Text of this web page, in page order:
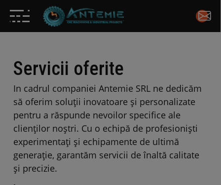
Servicii oferite
In cadrul companiei Antemie SRL ne dedicăm
să oferim soluții inovatoare și personalizate
pentru a răspunde nevoilor specifice ale
clienților noștri. Cu o echipă de profesioniști
experimentați și echipamente de ultimă
generație, garantăm servicii de înaltă calitate
și precizie.